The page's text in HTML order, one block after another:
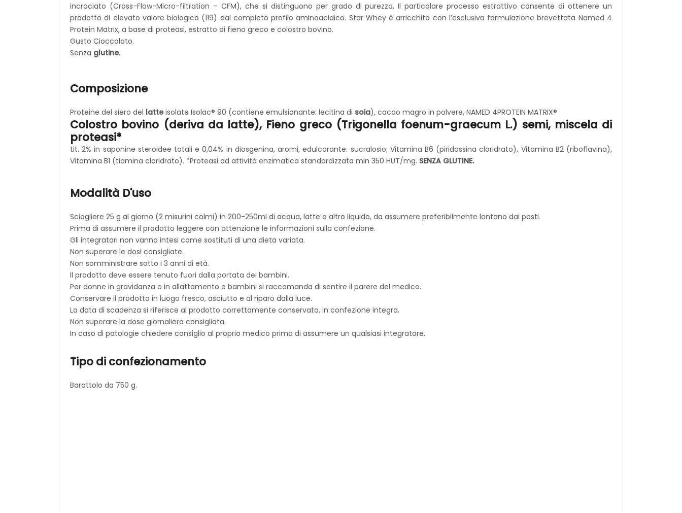
incrociato (Cross-Flow-Micro-filtration – CFM), che si distinguono per grado di purezza. Il particolare processo estrattivo consente di ottenere un
prodotto di elevato valore biologico (119) dal completo profilo aminoacidico. Star Whey è arricchito con l’esclusiva formulazione brevettata Named 4
Protein Matrix, a base di proteasi, estratto di fieno greco e colostro bovino.
Gusto Cioccolato.
Senza glutine.
Composizione
Proteine del siero del latteisolate Isolac® 90 (contiene emulsionante: lecitina di soia), cacao magro in polvere, NAMED 4PROTEIN MATRIX®
Colostro bovino (deriva da latte), Fieno greco (Trigonella foenum-graecum L.) semi, miscela di
proteasi*
tit. 2% in saponine steroidee totali e 0,04% in diosgenina, aromi, edulcorante: sucralosio; Vitamina B6 (piridossina cloridrato), Vitamina B2 (riboflavina),
Vitamina B1 (tiamina cloridrato). *Proteasi ad attività enzimatica standardizzata min 350 HUT/mg. SENZA GLUTINE.
Modalità D'uso
Sciogliere 25 g al giorno (2 misurini colmi) in 200-250ml di acqua, latte o altro liquido, da assumere preferibilmente lontano dai pasti.
Prima di assumere il prodotto leggere con attenzione le informazioni sulla confezione.
Gli integratori non vanno intesi come sostituti di una dieta variata.
Non superare le dosi consigliate.
Non somministrare sotto i 3 anni di età.
Il prodotto deve essere tenuto fuori dalla portata dei bambini.
Per donne in gravidanza o in allattamento e bambini si raccomanda di sentire il parere del medico.
Conservare il prodotto in luogo fresco, asciutto e al riparo dalla luce.
La data di scadenza si riferisce al prodotto correttamente conservato, in confezione integra.
Non superare la dose giornaliera consigliata.
In caso di patologie chiedere consiglio al proprio medico prima di assumere un qualsiasi integratore.
Tipo di confezionamento
Barattolo da 750 g.